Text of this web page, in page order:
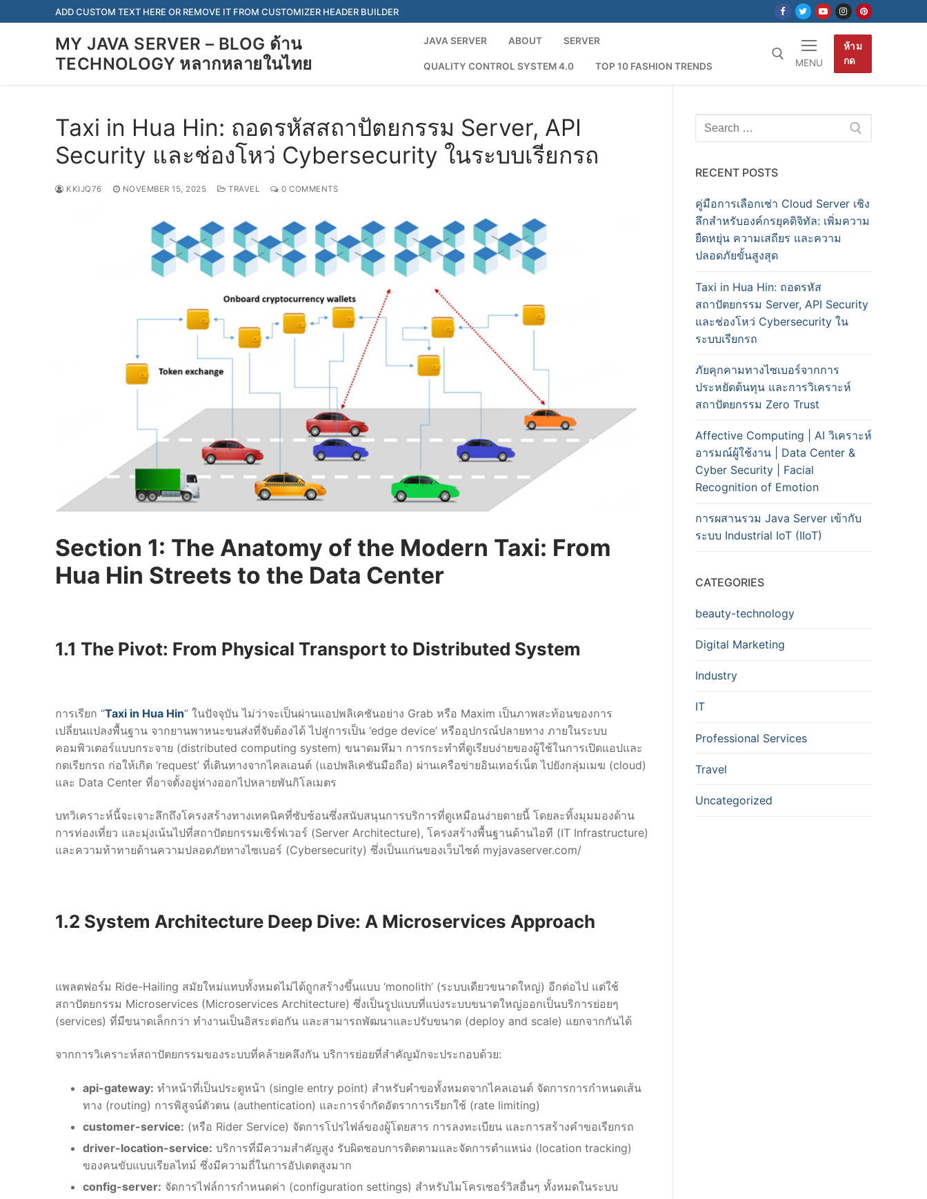
to
ADD CUSTOM TEXT HERE OR REMOVE IT FROM CUSTOMIZER HEADER BUILDER
MY JAVA SERVER – BLOG ด้าน
TECHNOLOGY หลากหลายในไทย
JAVA SERVER ABOUT SERVER
QUALITY CONTROL SYSTEM 4.0 TOP 10 FASHION TRENDS MENU
ห้าม
กด
JAVA SERVER
About
Quality Control System 4.0
Top 10 Fashion Trends
Taxi in Hua Hin: ถอดรหัสสถาปัตยกรรม Server, API
Security และช่องโหว่ Cybersecurity ในระบบเรียกรถ
KKIJQ76 NOVEMBER 15, 2025 TRAVEL 0 COMMENTS
Section 1: The Anatomy of the Modern Taxi: From
Hua Hin Streets to the Data Center
1.1 The Pivot: From Physical Transport to Distributed System
การเรียก “Taxi in Hua Hin” ในปัจจุบัน ไม่ว่าจะเป็นผ่านแอปพลิเคชันอย่าง Grab หรือ Maxim เป็นภาพสะท้อนของการ
เปลี่ยนแปลงพื้นฐาน จากยานพาหนะขนส่งที่จับต้องได้ ไปสู่การเป็น ‘edge device’ หรืออุปกรณ์ปลายทาง ภายในระบบ
คอมพิวเตอร์แบบกระจาย (distributed computing system) ขนาดมหึมา การกระทำที่ดูเรียบง่ายของผู้ใช้ในการเปิดแอปและ
กดเรียกรถ ก่อให้เกิด ‘request’ ที่เดินทางจากไคลเอนต์ (แอปพลิเคชันมือถือ) ผ่านเครือข่ายอินเทอร์เน็ต ไปยังกลุ่มเมฆ (cloud)
และ Data Center ที่อาจตั้งอยู่ห่างออกไปหลายพันกิโลเมตร
บทวิเคราะห์นี้จะเจาะลึกถึงโครงสร้างทางเทคนิคที่ซับซ้อนซึ่งสนับสนุนการบริการที่ดูเหมือนง่ายดายนี้ โดยละทิ้งมุมมองด้าน
การท่องเที่ยว และมุ่งเน้นไปที่สถาปัตยกรรมเซิร์ฟเวอร์ (Server Architecture), โครงสร้างพื้นฐานด้านไอที (IT Infrastructure)
และความท้าทายด้านความปลอดภัยทางไซเบอร์ (Cybersecurity) ซึ่งเป็นแก่นของเว็บไซต์ myjavaserver.com/
1.2 System Architecture Deep Dive: A Microservices Approach
แพลตฟอร์ม Ride-Hailing สมัยใหม่แทบทั้งหมดไม่ได้ถูกสร้างขึ้นแบบ ‘monolith’ (ระบบเดียวขนาดใหญ่) อีกต่อไป แต่ใช้
สถาปัตยกรรม Microservices (Microservices Architecture) ซึ่งเป็นรูปแบบที่แบ่งระบบขนาดใหญ่ออกเป็นบริการย่อยๆ
(services) ที่มีขนาดเล็กกว่า ทำงานเป็นอิสระต่อกัน และสามารถพัฒนาและปรับขนาด (deploy and scale) แยกจากกันได้
จากการวิเคราะห์สถาปัตยกรรมของระบบที่คล้ายคลึงกัน บริการย่อยที่สำคัญมักจะประกอบด้วย:
api-gateway: ทำหน้าที่เป็นประตูหน้า (single entry point) สำหรับคำขอทั้งหมดจากไคลเอนต์ จัดการการกำหนดเส้น
ทาง (routing) การพิสูจน์ตัวตน (authentication) และการจำกัดอัตราการเรียกใช้ (rate limiting)
customer-service: (หรือ Rider Service) จัดการโปรไฟล์ของผู้โดยสาร การลงทะเบียน และการสร้างคำขอเรียกรถ
driver-location-service: บริการที่มีความสำคัญสูง รับผิดชอบการติดตามและจัดการตำแหน่ง (location tracking)
ของคนขับแบบเรียลไทม์ ซึ่งมีความถี่ในการอัปเดตสูงมาก
config-server: จัดการไฟล์การกำหนดค่า (configuration settings) สำหรับไมโครเซอร์วิสอื่นๆ ทั้งหมดในระบบ
Search
for:
RECENT POSTS
คู่มือการเลือกเช่า Cloud Server เชิง
ลึกสำหรับองค์กรยุคดิจิทัล: เพิ่มความ
ยืดหยุ่น ความเสถียร และความ
ปลอดภัยขั้นสูงสุด
Taxi in Hua Hin: ถอดรหัส
สถาปัตยกรรม Server, API Security
และช่องโหว่ Cybersecurity ใน
ระบบเรียกรถ
ภัยคุกคามทางไซเบอร์จากการ
ประหยัดต้นทุน และการวิเคราะห์
สถาปัตยกรรม Zero Trust
Affective Computing | AI วิเคราะห์
อารมณ์ผู้ใช้งาน | Data Center &
Cyber Security | Facial
Recognition of Emotion
การผสานรวม Java Server เข้ากับ
ระบบ Industrial IoT (IIoT)
CATEGORIES
beauty-technology
Digital Marketing
Industry
IT
Professional Services
Travel
Uncategorized